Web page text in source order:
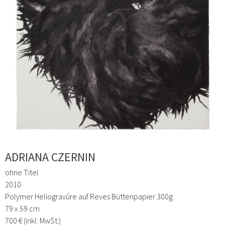
ADRIANA CZERNIN
ohne Titel
2010
Polymer Heliogravúre auf Reves Büttenpapier 300g
79 x 59 cm
700 € (inkl. MwSt.)